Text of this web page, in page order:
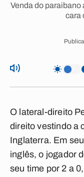
Venda do
cara
O lateral-direito
direito vestindo a
Inglaterra. Em
inglês, o jogador
seu time por 2 a